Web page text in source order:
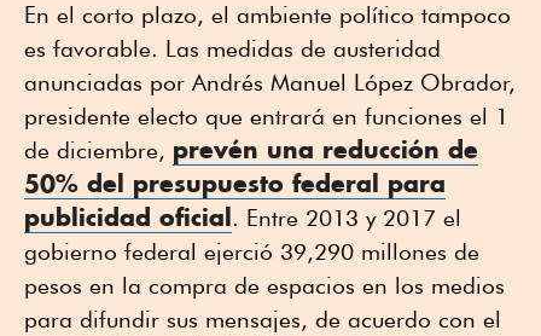
En el corto plazo, el ambiente político tampoco
es favorable. Las medidas de austeridad
anunciadas por Andrés Manuel López Obrador,
presidente electo que entrará en funciones el 1
de diciembre, prevén una reducción de
50% del presupuesto federal para
publicidad oficial. Entre 2013 y 2017 el
gobierno federal ejerció 39,290 millones de
pesos en la compra de espacios en los medios
para difundir sus mensajes, de acuerdo con el